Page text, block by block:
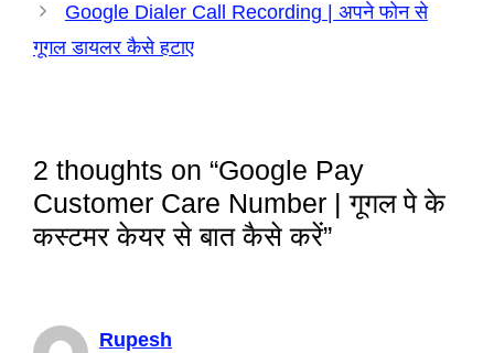
Google Dialer Call Recording | अपने फोन से
गूगल डायलर कैसे हटाए
2 thoughts on “Google Pay
Customer Care Number | गूगल पे के
कस्टमर केयर से बात कैसे करें”
Rupesh